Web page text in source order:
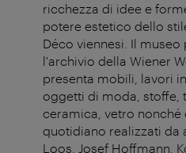
ricchezza di idee e
potere estetico dello
Déco viennesi. Il museo
l'archivio della Wiener
presenta mobili, lavori
oggetti di moda, stoffe,
ceramica, vetro nonché
quotidiano realizzati da
Loos, Josef Hoffmann,